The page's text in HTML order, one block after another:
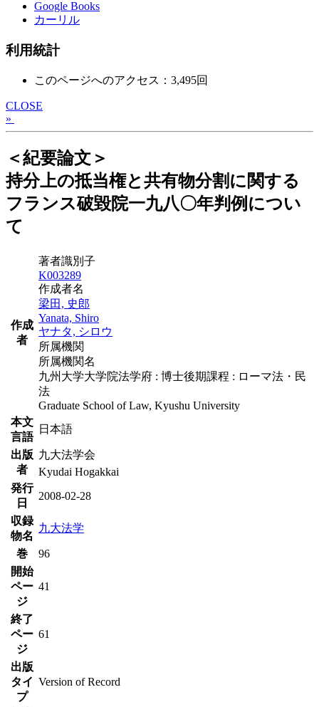
Google Books
カーリル
利用統計
このページへのアクセス：3,495回
CLOSE
»
＜紀要論文＞
持分上の抵当権と共有物分割に関する
フランス破毀院一九八〇年判例につい
て
作成
者
著者識別子
K003289
作成者名
梁田, 史郎
Yanata, Shiro
ヤナタ, シロウ
所属機関
所属機関名
九州大学大学院法学府 : 博士後期課程 : ローマ法・民
法
Graduate School of Law, Kyushu University
本文
言語
日本語
出版
者
九大法学会
Kyudai Hogakkai
発行
日
2008-02-28
収録
物名
九大法学
巻
96
開始
ペー
ジ
41
終了
ペー
ジ
61
出版
タイ
プ
Version of Record